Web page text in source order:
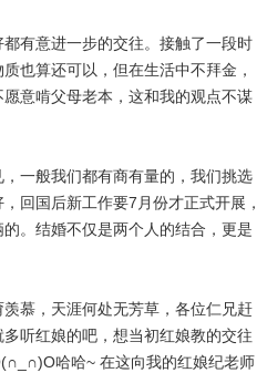
有意进一步的交往。接触了一段时
也算还可以，但在生活中不拜金，
意啃父母老本，这和我的观点不谋
一般我们都有商有量的，我们挑选
回国后新工作要7月份才正式开展，
。结婚不仅是两个人的结合，更是
慕，天涯何处无芳草，各位仁兄赶
听红娘的吧，想当初红娘教的交往
哈哈~ 在这向我的红娘纪老师